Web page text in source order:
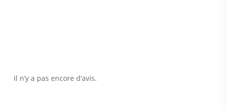
Il n’y a pas encore d’avis.